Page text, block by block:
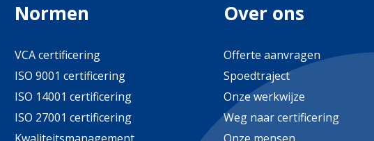
Normen
VCA certificering
ISO 9001 certificering
ISO 14001 certificering
ISO 27001 certificering
Over ons
Offerte aanvragen
Spoedtraject
Onze werkwijze
Weg naar certificering